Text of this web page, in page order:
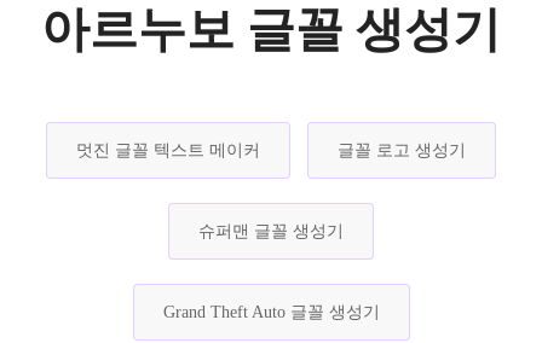
아르누보 글꼴 생성기
멋진 글꼴 텍스트 메이커 글꼴 로고 생성기
슈퍼맨 글꼴 생성기
Grand Theft Auto 글꼴 생성기